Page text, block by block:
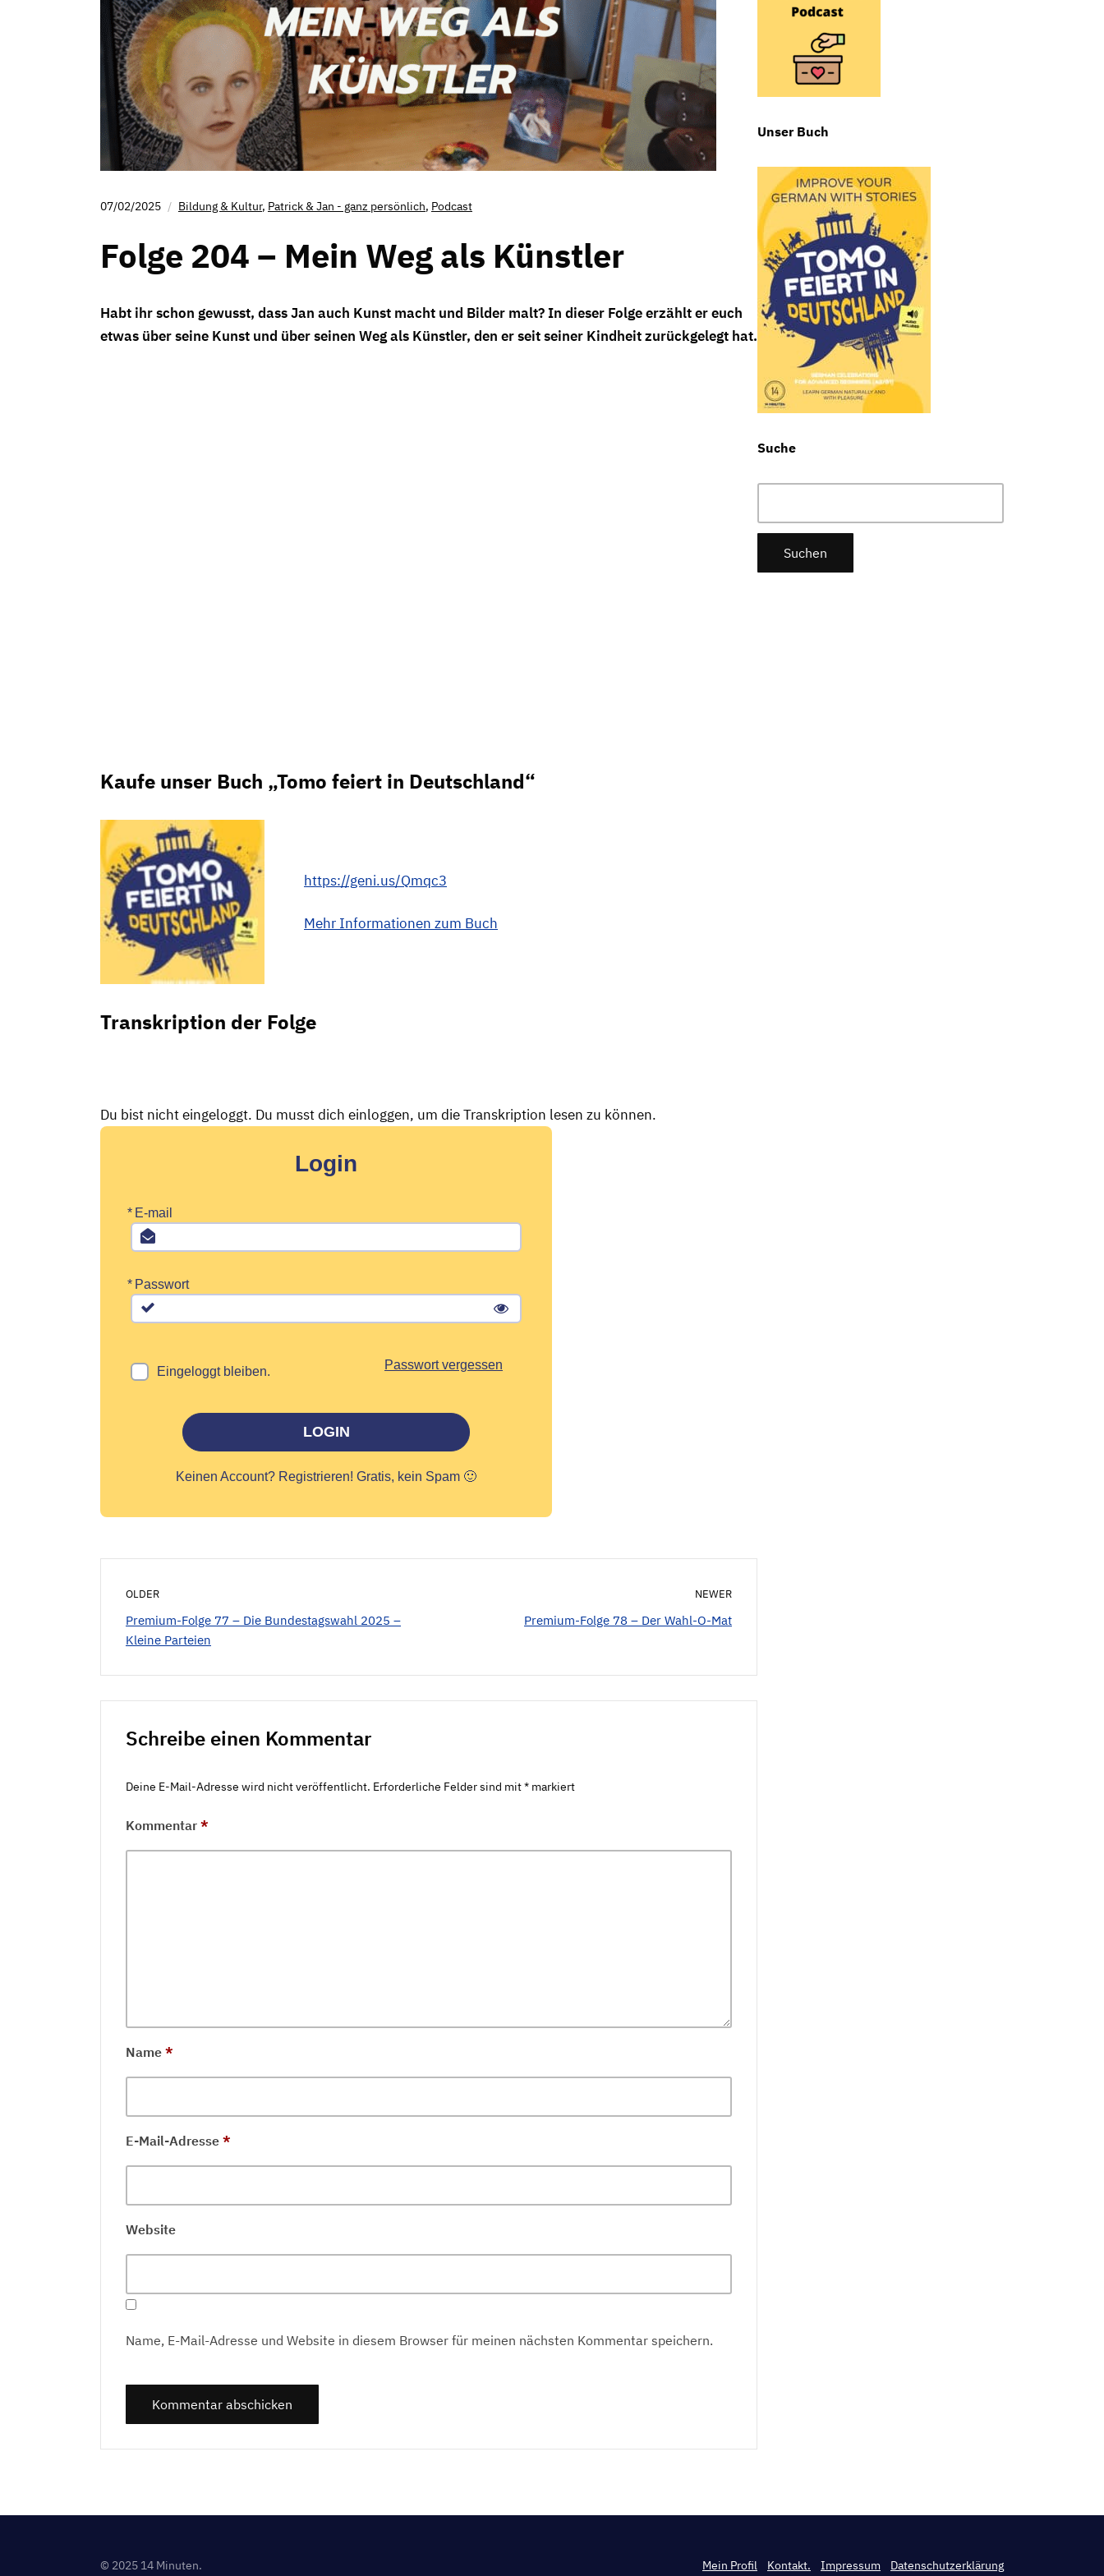
07/02/2025 Bildung & Kultur, Patrick & Jan - ganz persönlich, Podcast
Folge 204 – Mein Weg als Künstler
Habt ihr schon gewusst, dass Jan auch Kunst macht und Bilder malt? In dieser Folge erzählt er euch
etwas über seine Kunst und über seinen Weg als Künstler, den er seit seiner Kindheit zurückgelegt hat.
Kaufe unser Buch „Tomo feiert in Deutschland“
https://geni.us/Qmqc3
Mehr Informationen zum Buch
Transkription der Folge
Du bist nicht eingeloggt. Du musst dich einloggen, um die Transkription lesen zu können.
Login
* E-mail
* Passwort
Eingeloggt bleiben.
LOGIN
Passwort vergessen
Keinen Account? Registrieren! Gratis, kein Spam 🙂
OLDER
Premium-Folge 77 – Die Bundestagswahl 2025 –
Kleine Parteien
NEWER
Premium-Folge 78 – Der Wahl-O-Mat
Schreibe einen Kommentar
Deine E-Mail-Adresse wird nicht veröffentlicht. Erforderliche Felder sind mit* markiert
Kommentar *
Name *
E-Mail-Adresse *
Website
Name, E-Mail-Adresse und Website in diesem Browser für meinen nächsten Kommentar speichern.
Unser Buch
Suche
Mein Profil Kontakt. Impressum Datenschutzerklärung
© 2025 14 Minuten.